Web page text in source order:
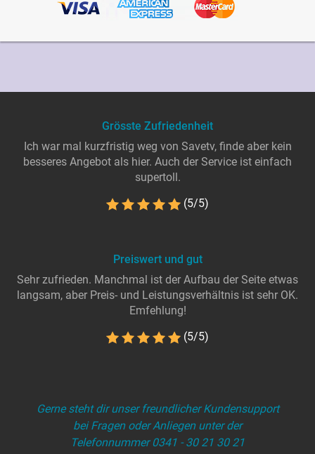
Grösste Zufriedenheit
Ich war mal kurzfristig weg von Savetv, finde aber kein
besseres Angebot als hier. Auch der Service ist einfach
supertoll.
(5/5)
Preiswert und gut
Sehr zufrieden. Manchmal ist der Aufbau der Seite etwas
langsam, aber Preis- und Leistungsverhältnis ist sehr OK.
Emfehlung!
(5/5)
Gerne steht dir unser freundlicher Kundensupport
bei Fragen oder Anliegen unter der
Telefonnummer 0341 - 30 21 30 21